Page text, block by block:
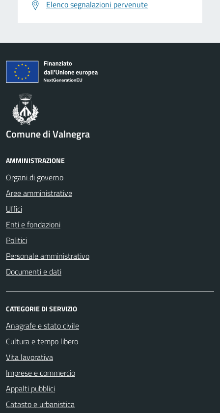
Elenco segnalazioni pervenute
Comune di Valnegra
AMMINISTRAZIONE
Organi di governo
Aree amministrative
Uffici
Enti e fondazioni
Politici
Personale amministrativo
Documenti e dati
CATEGORIE DI SERVIZIO
Anagrafe e stato civile
Cultura e tempo libero
Vita lavorativa
Imprese e commercio
Appalti pubblici
Catasto e urbanistica